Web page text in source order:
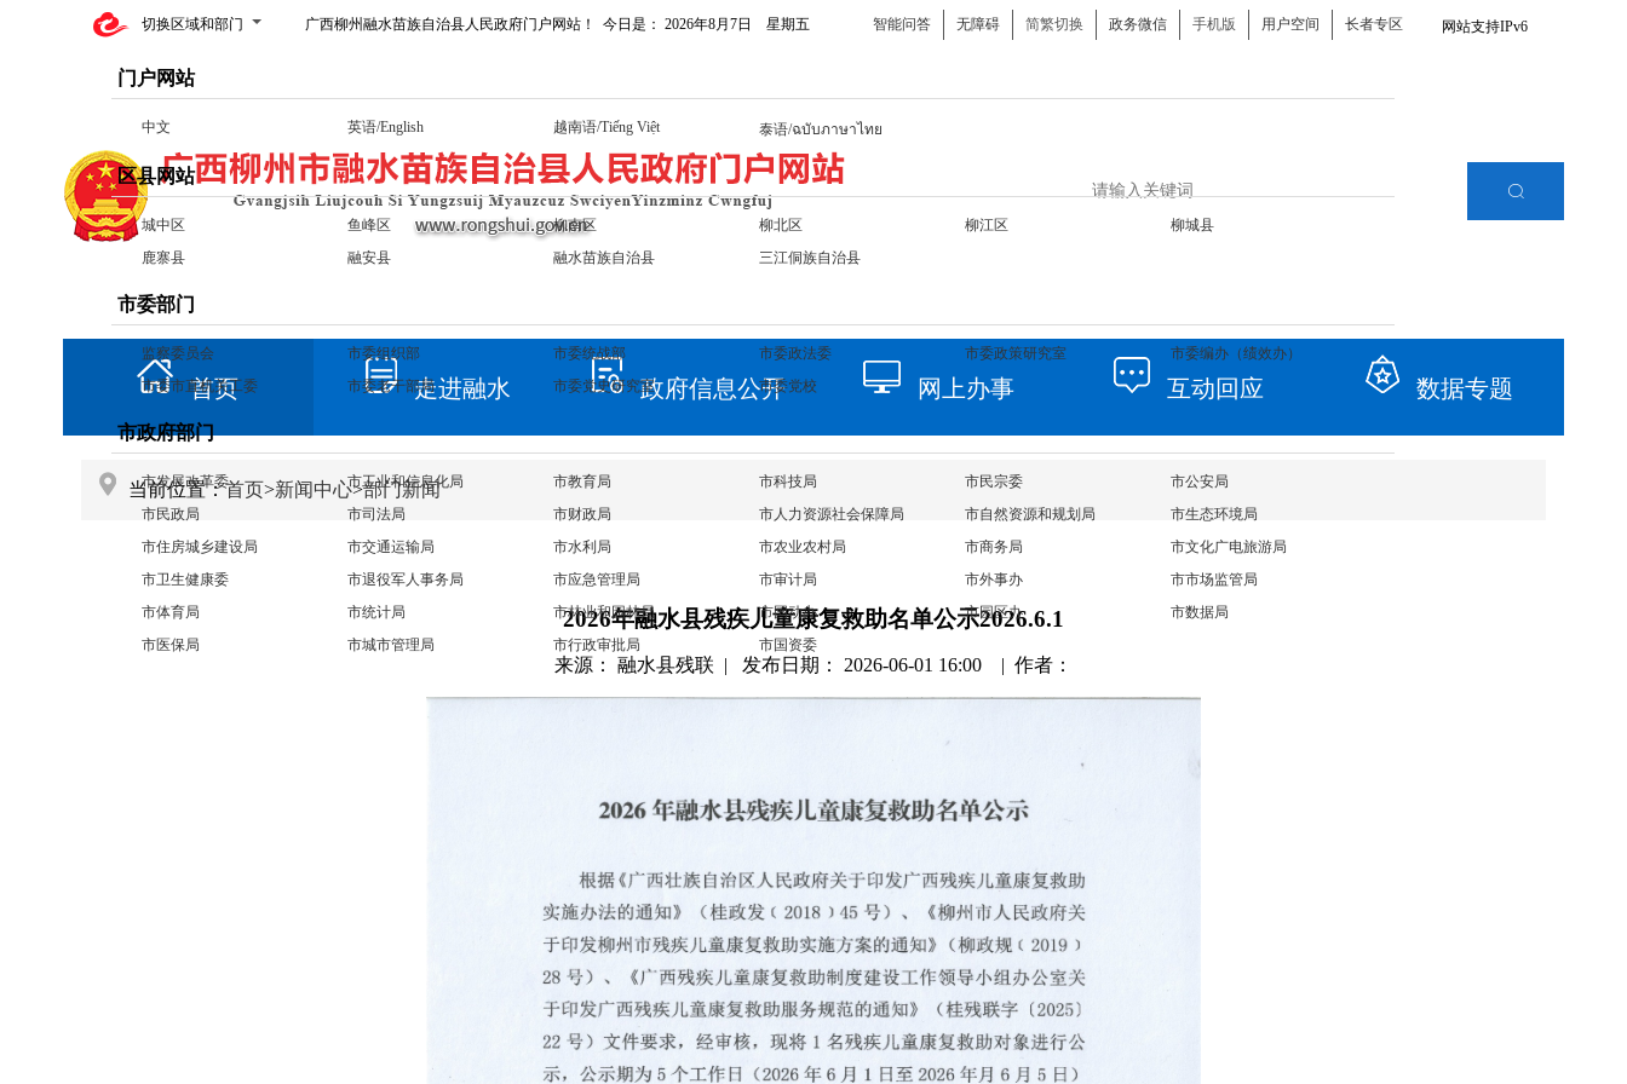
切换区域和部门
门户网站
中文 英语/English 越南语/Tiếng Việt 泰语/ฉบับภาษาไทย
区县网站
城中区 鱼峰区 柳南区 柳北区 柳江区
柳城县
鹿寨县
融安县 融水苗族自治县 三江侗族自治县
市委部门
监察委员会 市委组织部 市委统战部 市委政法委 市委政策研究室
市委编办（绩效办）
市委市直机关工委
市委老干部局 市委党史研究室 市委党校
市政府部门
市发展改革委 市工业和信息化局 市教育局 市科技局 市民宗委
市公安局
市民政局
市司法局 市财政局 市人力资源社会保障局 市自然资源和规划局
市生态环境局
市住房城乡建设局
市交通运输局 市水利局 市农业农村局 市商务局
市文化广电旅游局
市卫生健康委
市退役军人事务局 市应急管理局 市审计局 市外事办
市市场监管局
市体育局
市统计局 市林业和园林局 市国动办 市园区办
市数据局
市医保局
市城市管理局 市行政审批局 市国资委
市科协 市社会科学界联合会 市红十字会
网站支持IPv6
智能问答 无障碍 简繁切换 政务微信 手机版 用户空间 长者专区
广西柳州融水苗族自治县人民政府门户网站！ 今日是： 2026年8月7日 星期五
首页 走进融水 政府信息公开 网上办事 互动回应 数据专题
当前位置：首页>新闻中心>部门新闻
2026年融水县残疾儿童康复救助名单公示2026.6.1
来源： 融水县残联 | 发布日期： 2026-06-01 16:00 | 作者：